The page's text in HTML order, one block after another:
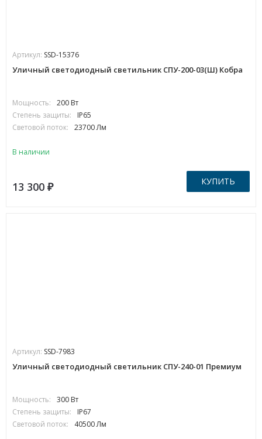
Артикул: SSD-15376
Уличный светодиодный светильник СПУ-200-03(Ш) Кобра
Мощность:
200 Вт
Степень защиты:
IP65
Световой поток:
23700 Лм
В наличии
13 300 ₽ КУПИТЬ
Артикул: SSD-7983
Уличный светодиодный светильник СПУ-240-01 Премиум
Мощность:
300 Вт
Степень защиты:
IP67
Световой поток:
40500 Лм